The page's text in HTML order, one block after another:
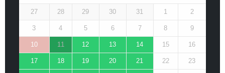
27 28 29 30 31 1 2
3 4 5 6 7 8 9
10 11 12 13 14 15 16
17 18 19 20 21 22 23